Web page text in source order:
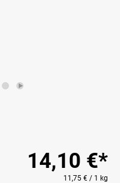
14,10 €*
11,75 € / 1 kg